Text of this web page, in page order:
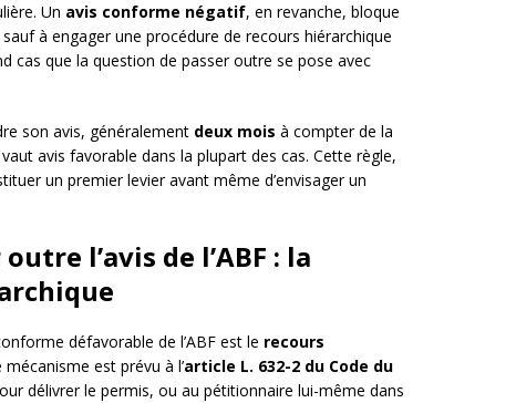
Un avis conforme négatif, en revanche, bloque
à engager une procédure de recours hiérarchique
cas que la question de passer outre se pose avec
son avis, généralement deux mois à compter de la
avis favorable dans la plupart des cas. Cette règle,
un premier levier avant même d’envisager un
l’avis de l’ABF : la
défavorable de l’ABF est le recours
mécanisme est prévu à l’article L. 632-2 du Code du
délivrer le permis, ou au pétitionnaire lui-même dans